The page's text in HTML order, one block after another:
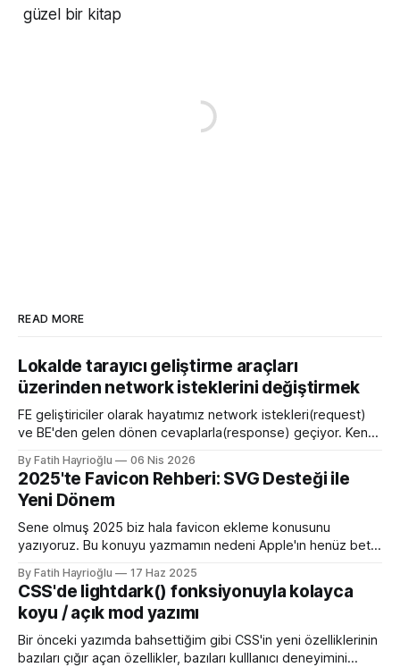
güzel bir kitap
READ MORE
Lokalde tarayıcı geliştirme araçları
üzerinden network isteklerini değiştirmek
FE geliştiriciler olarak hayatımız network istekleri(request)
ve BE'den gelen dönen cevaplarla(response) geçiyor. Kendi
olduğunda mock server kurmak veya çeşitli kütüphanelerle
bu işi yapıyordum. Mock işini tarayıcı üzerinden yapmaya
başlayalı çok rahatladım. Süper kolaylık sağlayan bir özellik.
Genel kullanım alanları * BE
By Fatih Hayrioğlu 06 Nis 2026
2025'te Favicon Rehberi: SVG Desteği ile
Yeni Dönem
Sene olmuş 2025 biz hala favicon ekleme konusunu
yazıyoruz. Bu konuyu yazmamın nedeni Apple'ın henüz beta
oluşu. Bu vesileyle bilgileri tazelemekte fayda var. favicon,
web sitelerinin tarayıcının sayfa, sekme ve yerimi kısmında
gösterilen küçük simgelerdir. Aslında favori ikon dosyaları
By Fatih Hayrioğlu 17 Haz 2025
CSS'de lightdark() fonksiyonuyla kolayca
koyu / açık mod yazımı
Bir önceki yazımda bahsettiğim gibi CSS'in yeni özelliklerinin
bazıları çığır açan özellikler, bazıları kulllanıcı deneyimini